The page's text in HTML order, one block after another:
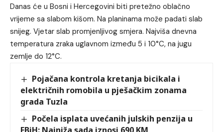
Danas će u Bosni i Hercegovini biti pretežno oblačno
vrijeme sa slabom kišom. Na planinama može padati slab
snijeg. Vjetar slab promjenljivog smjera. Najviša dnevna
temperatura zraka uglavnom između 5 i 10°C, na jugu
zemlje do 12°C.
Pojačana kontrola kretanja bicikala i
električnih romobila u pješačkim zonama
grada Tuzla
Počela isplata uvećanih julskih penzija u